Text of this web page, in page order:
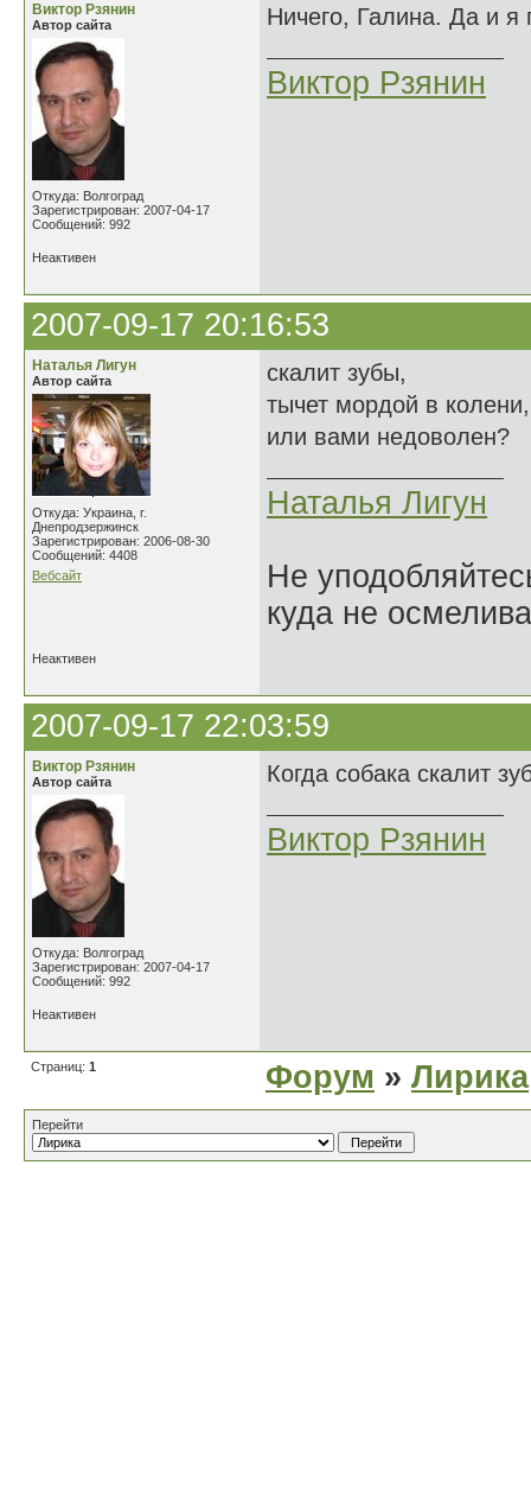
Виктор Рзянин
Автор сайта
Откуда: Волгоград
Зарегистрирован: 2007-04-17
Сообщений: 992
Ничего, Галина. Да и я
Виктор Рзянин
Неактивен
2007-09-17 20:16:53
Наталья Лигун
Автор сайта
Откуда: Украина, г.
Днепродзержинск
Зарегистрирован: 2006-08-30
Сообщений: 4408
Вебсайт
скалит зубы,
тычет мордой в
или вами недоволен?
Наталья Лигун
Не
куда не
Неактивен
2007-09-17 22:03:59
Виктор Рзянин
Автор сайта
Откуда: Волгоград
Зарегистрирован: 2007-04-17
Сообщений: 992
Когда собака скалит
Виктор Рзянин
Неактивен
Страниц: 1 Форум » Лирика
Перейти